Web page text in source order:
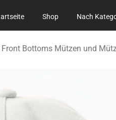
Shop Nach
Front Bottoms Mützen und